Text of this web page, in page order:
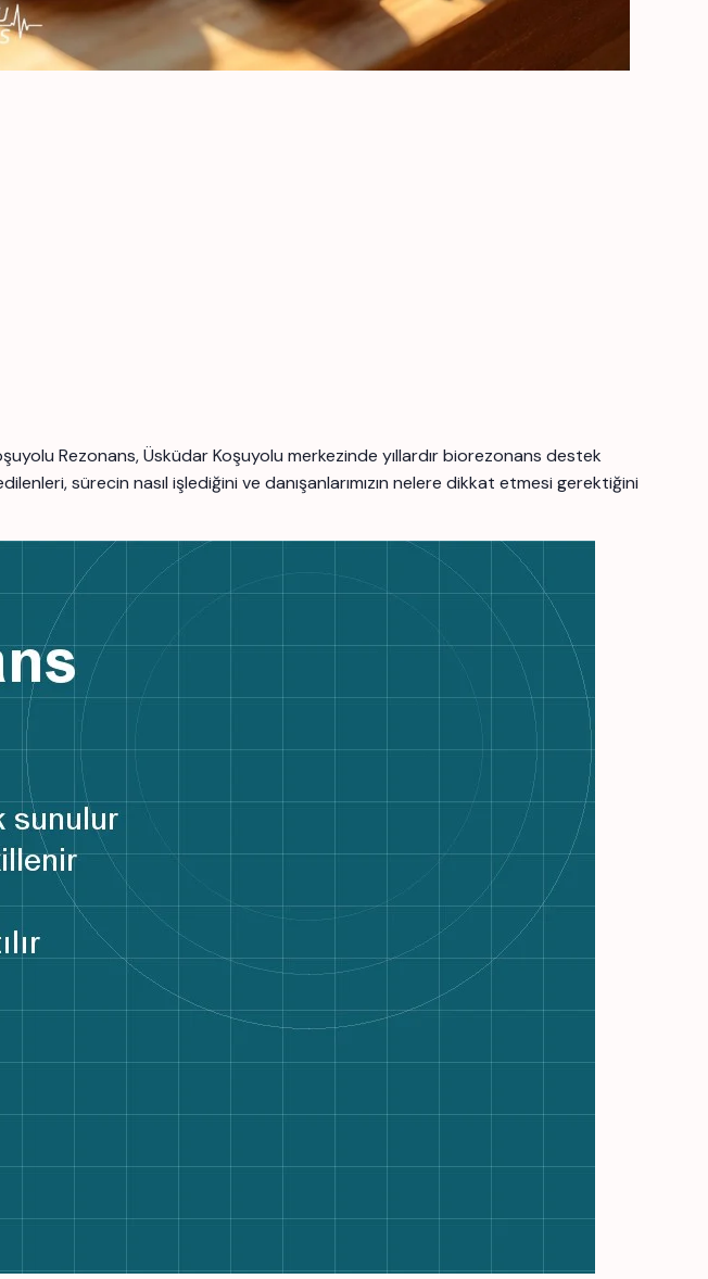
Rezonans, Üsküdar Koşuyolu merkezinde yıllardır biorezonans destek
sürecin nasıl işlediğini ve danışanlarımızın nelere dikkat etmesi gerektiğini